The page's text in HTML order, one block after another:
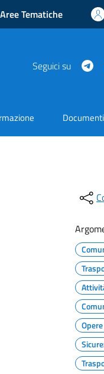
Aree Tematiche
Seguici su